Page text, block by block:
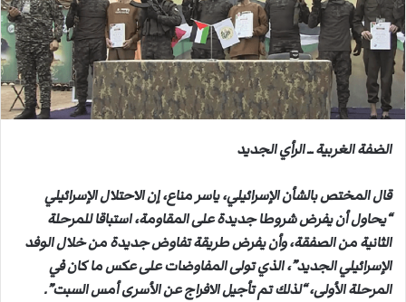
د
ا
إ
ل
ك
ت
ن
الضفة الغربية ــ الرأي الجديد
قال المختص بالشأن الإسرائيلي، ياسر مناع، إن الاحتلال الإسرائيلي
“يحاول أن يفرض شروطا جديدة على المقاومة، استباقا للمرحلة
الثانية من الصفقة، وأن يفرض طريقة تفاوض جديدة من خلال الوفد
الإسرائيلي الجديد”، الذي تولى المفاوضات على عكس ما كان في
المرحلة الأولى، “لذلك تم تأجيل الافراج عن الأسرى أمس السبت”.